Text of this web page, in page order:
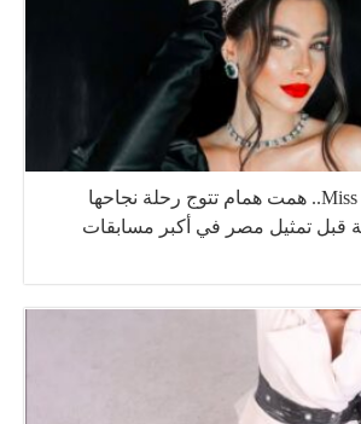
Miss World Egypt 2026.. همت همام تتوج رحلة نجاحها
قبل تمثيل مصر في أكبر مسابقات